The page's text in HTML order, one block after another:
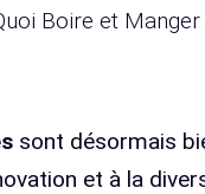
Boire et
sont désormais
et à la